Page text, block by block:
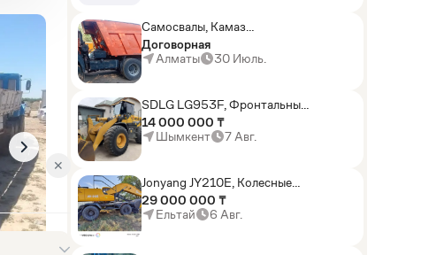
Самосвалы, Камаз
АГП-29РТ (шасси
KАМАЗ-43114 6x6)
Договорная
Алматы
30 Июль.
SDLG LG953F, Фронтальные
погрузчики
14 000 000 ₸
Шымкент
7 Авг.
Jonyang JY210E, Колесные
экскаваторы
29 000 000 ₸
Ельтай
6 Авг.
✕